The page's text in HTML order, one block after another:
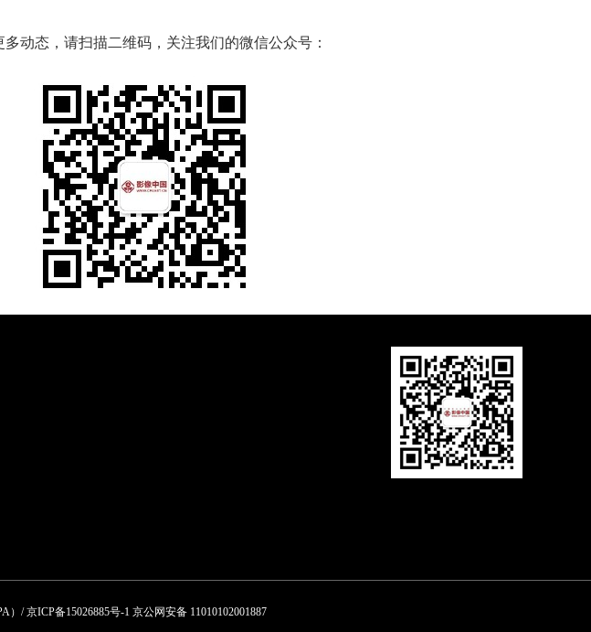
多动态，请扫描二维码，关注我们的微信公众号：
）/ 京ICP备15026885号-1 京公网安备 11010102001887